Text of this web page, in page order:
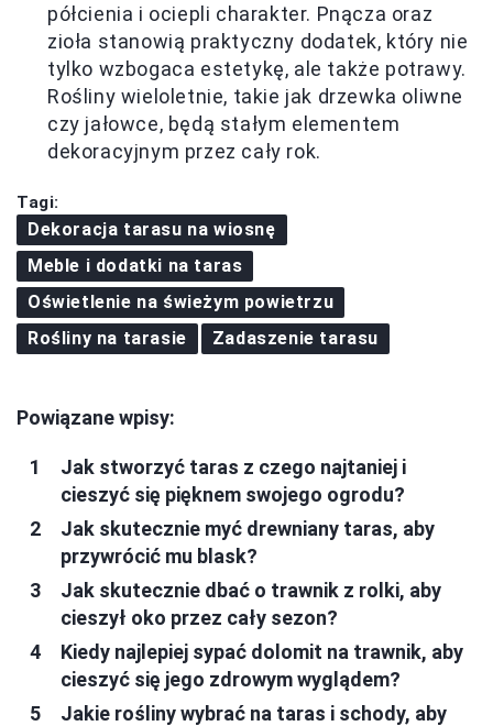
półcienia i ociepli charakter. Pnącza oraz
zioła stanowią praktyczny dodatek, który nie
tylko wzbogaca estetykę, ale także potrawy.
Rośliny wieloletnie, takie jak drzewka oliwne
czy jałowce, będą stałym elementem
dekoracyjnym przez cały rok.
Tagi:
Dekoracja tarasu na wiosnę
Meble i dodatki na taras
Oświetlenie na świeżym powietrzu
Rośliny na tarasie
Zadaszenie tarasu
Powiązane wpisy:
Jak stworzyć taras z czego najtaniej i
cieszyć się pięknem swojego ogrodu?
Jak skutecznie myć drewniany taras, aby
przywrócić mu blask?
Jak skutecznie dbać o trawnik z rolki, aby
cieszył oko przez cały sezon?
Kiedy najlepiej sypać dolomit na trawnik, aby
cieszyć się jego zdrowym wyglądem?
Jakie rośliny wybrać na taras i schody, aby